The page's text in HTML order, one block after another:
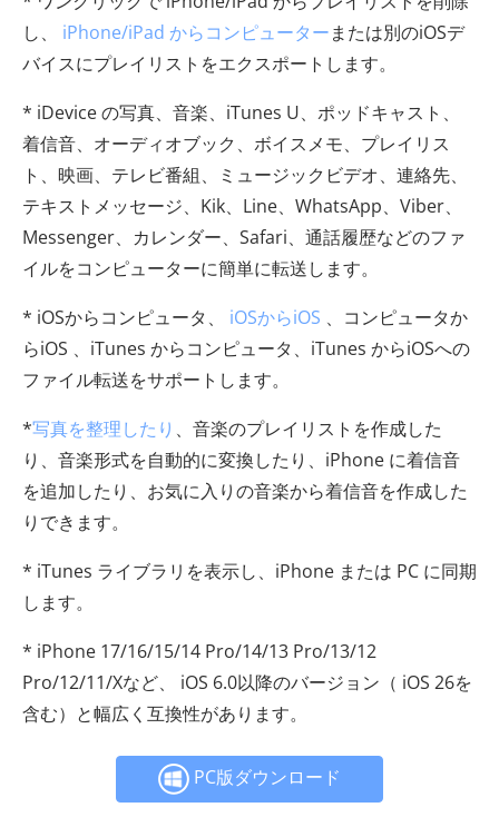
し、 iPhone/iPad からコンピューターまたは別のiOSデ
バイスにプレイリストをエクスポートします。
* iDevice の写真、音楽、iTunes U、ポッドキャスト、
着信音、オーディオブック、ボイスメモ、プレイリス
ト、映画、テレビ番組、ミュージックビデオ、連絡先、
テキストメッセージ、Kik、Line、WhatsApp、Viber、
Messenger、カレンダー、Safari、通話履歴などのファ
イルをコンピューターに簡単に転送します。
* iOSからコンピュータ、 iOSからiOS 、コンピュータか
らiOS 、iTunes からコンピュータ、iTunes からiOSへの
ファイル転送をサポートします。
*写真を整理したり 、音楽のプレイリストを作成した
り、音楽形式を自動的に変換したり、iPhone に着信音
を追加したり、お気に入りの音楽から着信音を作成した
りできます。
* iTunes ライブラリを表示し、iPhone または PC に同期
します。
* iPhone 17/16/15/14 Pro/14/13 Pro/13/12
Pro/12/11/Xなど、 iOS 6.0以降のバージョン（ iOS 26を
含む）と幅広く互換性があります。
PC版ダウンロード